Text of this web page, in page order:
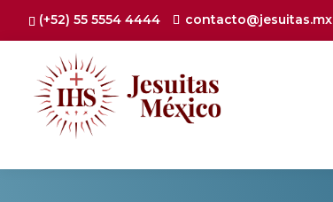
(+52) 55 5554 4444 contacto@jesuitas.mx